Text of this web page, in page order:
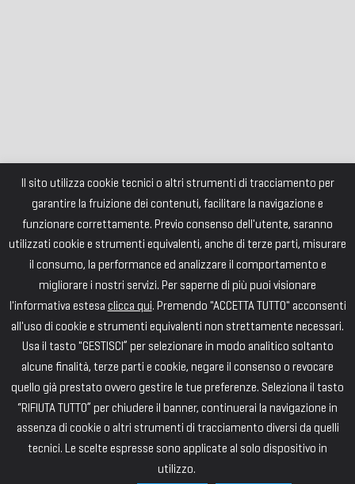
Il sito utilizza cookie tecnici o altri strumenti di tracciamento per
garantire la fruizione dei contenuti, facilitare la navigazione e
funzionare correttamente. Previo consenso dell'utente, saranno
utilizzati cookie e strumenti equivalenti, anche di terze parti, misurare
il consumo, la performance ed analizzare il comportamento e
migliorare i nostri servizi. Per saperne di più puoi visionare
l'informativa estesa clicca qui. Premendo "ACCETTA TUTTO" acconsenti
all'uso di cookie e strumenti equivalenti non strettamente necessari.
Usa il tasto "GESTISCI” per selezionare in modo analitico soltanto
alcune finalità, terze parti e cookie, negare il consenso o revocare
quello già prestato ovvero gestire le tue preferenze. Seleziona il tasto
“RIFIUTA TUTTO” per chiudere il banner, continuerai la navigazione in
assenza di cookie o altri strumenti di tracciamento diversi da quelli
tecnici. Le scelte espresse sono applicate al solo dispositivo in
utilizzo.